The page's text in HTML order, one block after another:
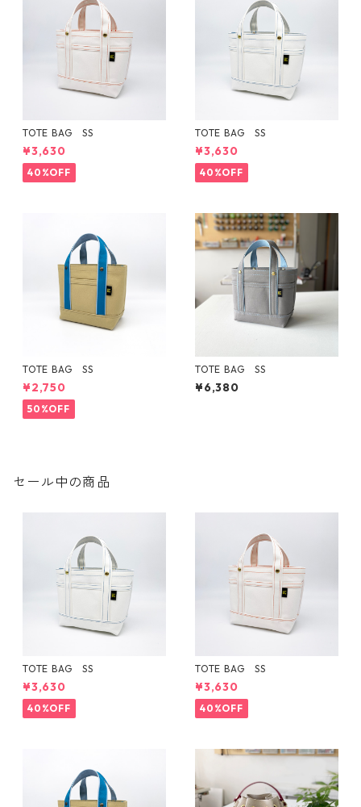
TOTE BAG SS
¥3,630
40%OFF
TOTE BAG SS
¥3,630
40%OFF
TOTE BAG SS
¥2,750
50%OFF
TOTE BAG SS
¥6,380
セール中の商品
TOTE BAG SS
¥3,630
40%OFF
TOTE BAG SS
¥3,630
40%OFF